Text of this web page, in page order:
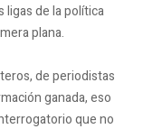
ligas de la política
plana.
de periodistas
ganada, eso
que no